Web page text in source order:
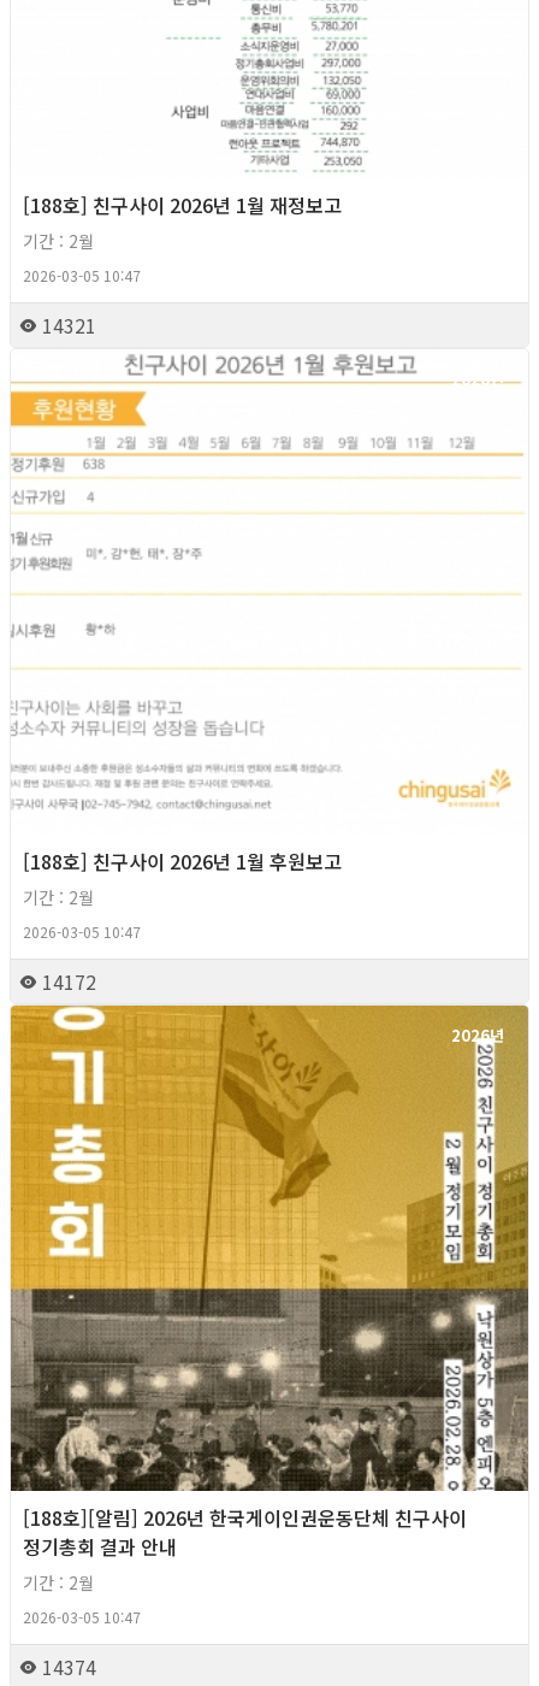
[188호] 친구사이 2026년 1월 재정보고
기간 : 2월
2026-03-05 10:47
14321
2026년
[188호] 친구사이 2026년 1월 후원보고
기간 : 2월
2026-03-05 10:47
14172
2026년
[188호][알림] 2026년 한국게이인권운동단체 친구사이
정기총회 결과 안내
기간 : 2월
2026-03-05 10:47
14374